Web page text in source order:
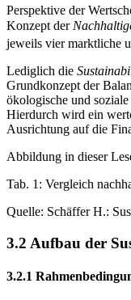
Perspektive der
Konzept der
jeweils vier marktliche
Lediglich die
Grundkonzept der
ökologische und
Hierdurch wird ein
Ausrichtung auf die
Abbildung in dieser
Tab. 1: Vergleich
Quelle: Schäffer H.:
3.2 Aufbau der
3.2.1